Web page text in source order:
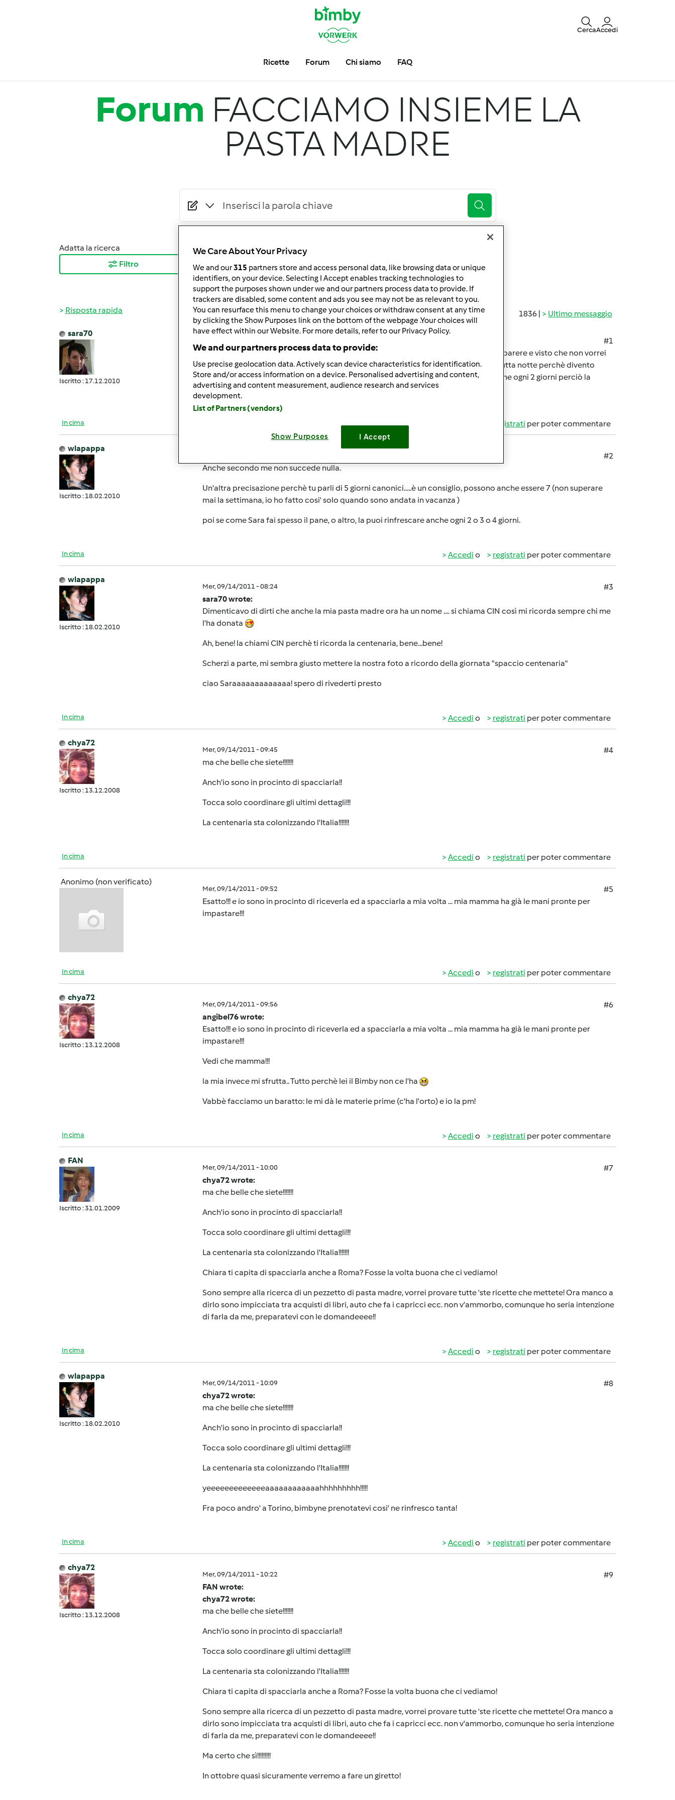
CercaAccedi
Ricette Forum Chi siamo FAQ
Forum FACCIAMO INSIEME LA
PASTA MADRE
Adatta la ricerca
Filtro
Ordina per:
I risultati più recenti
10
1836 | Ultimo messaggio
Risposta rapida
sara70
Iscritto : 17.12.2010
#1
Ciao chiara non penso sia necessario rinfrescarla prima ma, visto che è solo un mio parere e visto che non vorrei
che la tua pm ne sofrisse, io la rinfrescherei dopo 3 g. a me capita di lasciarla fuori tutta notte perchè divento
vecchia e la memoria è quella che è....non è mai successo niente, io però faccio il pane ogni 2 giorni perciò la
rinfresco spesso
In cima registrati per poter commentare
wlapappa
Iscritto : 18.02.2010
#2
Anche secondo me non succede nulla.
Un'altra precisazione perchè tu parli di 5 giorni canonici.....è un consiglio, possono anche essere 7 (non superare
mai la settimana, io ho fatto cosi' solo quando sono andata in vacanza )
poi se come Sara fai spesso il pane, o altro, la puoi rinfrescare anche ogni 2 o 3 o 4 giorni.
In cima Accedi o registrati per poter commentare
wlapappa
Iscritto : 18.02.2010
Mer, 09/14/2011 - 08:24
#3
sara70 wrote:
Dimenticavo di dirti che anche la mia pasta madre ora ha un nome .... si chiama CIN così mi ricorda sempre chi me
l'ha donata
Ah, bene! la chiami CIN perchè ti ricorda la centenaria, bene...bene!
Scherzi a parte, mi sembra giusto mettere la nostra foto a ricordo della giornata "spaccio centenaria"
ciao Saraaaaaaaaaaaaa! spero di rivederti presto
In cima Accedi o registrati per poter commentare
chya72
Iscritto : 13.12.2008
Mer, 09/14/2011 - 09:45
#4
ma che belle che siete!!!!!!!
Anch'io sono in procinto di spacciarla!!
Tocca solo coordinare gli ultimi dettagli!!!
La centenaria sta colonizzando l'Italia!!!!!!!
In cima Accedi o registrati per poter commentare
Anonimo (non verificato)
Mer, 09/14/2011 - 09:52
#5
Esatto!!! e io sono in procinto di riceverla ed a spacciarla a mia volta ... mia mamma ha già le mani pronte per
impastare!!!
In cima Accedi o registrati per poter commentare
chya72
Iscritto : 13.12.2008
Mer, 09/14/2011 - 09:56
#6
angibel76 wrote:
Esatto!!! e io sono in procinto di riceverla ed a spacciarla a mia volta ... mia mamma ha già le mani pronte per
impastare!!!
Vedi che mamma!!!
la mia invece mi sfrutta.. Tutto perchè lei il Bimby non ce l'ha
Vabbè facciamo un baratto: le mi dà le materie prime (c'ha l'orto) e io la pm!
In cima Accedi o registrati per poter commentare
FAN
Iscritto : 31.01.2009
Mer, 09/14/2011 - 10:00
#7
chya72 wrote:
ma che belle che siete!!!!!!!
Anch'io sono in procinto di spacciarla!!
Tocca solo coordinare gli ultimi dettagli!!!
La centenaria sta colonizzando l'Italia!!!!!!!
Chiara ti capita di spacciarla anche a Roma? Fosse la volta buona che ci vediamo!
Sono sempre alla ricerca di un pezzetto di pasta madre, vorrei provare tutte 'ste ricette che mettete! Ora manco a
dirlo sono impicciata tra acquisti di libri, auto che fa i capricci ecc. non v'ammorbo, comunque ho seria intenzione
di farla da me, preparatevi con le domandeeee!!
In cima Accedi o registrati per poter commentare
wlapappa
Iscritto : 18.02.2010
Mer, 09/14/2011 - 10:09
#8
chya72 wrote:
ma che belle che siete!!!!!!!
Anch'io sono in procinto di spacciarla!!
Tocca solo coordinare gli ultimi dettagli!!!
La centenaria sta colonizzando l'Italia!!!!!!!
yeeeeeeeeeeeeeaaaaaaaaaaaahhhhhhhhh!!!!!
Fra poco andro' a Torino, bimbyne prenotatevi cosi' ne rinfresco tanta!
In cima Accedi o registrati per poter commentare
chya72
Iscritto : 13.12.2008
Mer, 09/14/2011 - 10:22
#9
FAN wrote:
chya72 wrote:
ma che belle che siete!!!!!!!
Anch'io sono in procinto di spacciarla!!
Tocca solo coordinare gli ultimi dettagli!!!
La centenaria sta colonizzando l'Italia!!!!!!!
Chiara ti capita di spacciarla anche a Roma? Fosse la volta buona che ci vediamo!
Sono sempre alla ricerca di un pezzetto di pasta madre, vorrei provare tutte 'ste ricette che mettete! Ora manco a
dirlo sono impicciata tra acquisti di libri, auto che fa i capricci ecc. non v'ammorbo, comunque ho seria intenzione
di farla da me, preparatevi con le domandeeee!!
Ma certo che sì!!!!!!!!!
In ottobre quasi sicuramente verremo a fare un giretto!
We Care About Your Privacy
We and our315 partners store and access personal data, like browsing data or unique
identifiers, on your device. Selecting I Accept enables tracking technologies to
support the purposes shown under we and our partners process data to provide. If
trackers are disabled, some content and ads you see may not be as relevant to you.
You can resurface this menu to change your choices or withdraw consent at any time
by clicking the Show Purposes link on the bottom of the webpage .Your choices will
have effect within our Website. For more details, refer to our Privacy Policy.
We and our partners process data to provide:
Use precise geolocation data. Actively scan device characteristics for identification.
Store and/or access information on a device. Personalised advertising and content,
advertising and content measurement, audience research and services
development.
List of Partners (vendors)
Show Purposes I Accept